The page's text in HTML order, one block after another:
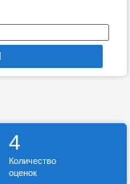
4
Количество
оценок